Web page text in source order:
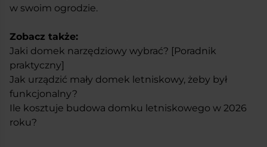
w swoim ogrodzie.
Zobacz także:
Jaki domek narzędziowy wybrać? [Poradnik
praktyczny]
Jak urządzić mały domek letniskowy, żeby był
funkcjonalny?
Ile kosztuje budowa domku letniskowego w 2026
roku?